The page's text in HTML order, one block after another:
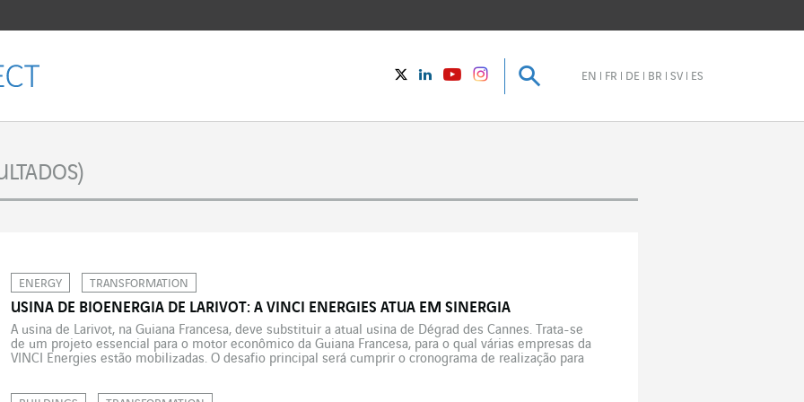
TwitterLinkedInYoutubeinstagram Pesquisar
EN FR DE BR SV ES
Pesquisar
ENERGY TRANSFORMATION
USINA DE BIOENERGIA DE LARIVOT: A VINCI ENERGIES ATUA EM SINERGIA
A usina de Larivot, na Guiana Francesa, deve substituir a atual usina de Dégrad des Cannes. Trata-se
de um projeto essencial para o motor econômico da Guiana Francesa, para o qual várias empresas da
VINCI Energies estão mobilizadas. O desafio principal será cumprir o cronograma de realização para